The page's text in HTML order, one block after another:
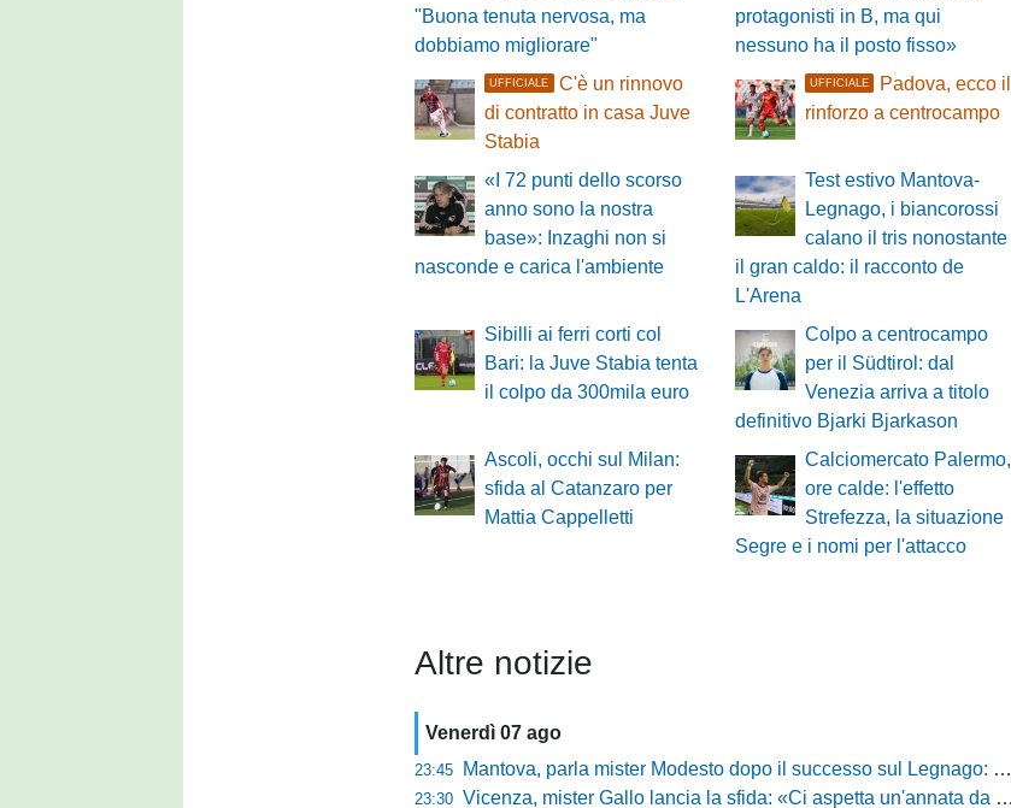
"Buona tenuta nervosa, ma
dobbiamo migliorare"
protagonisti in B, ma qui
nessuno ha il posto fisso»
UFFICIALE
C'è un rinnovo
di contratto in casa Juve
Stabia
UFFICIALE
Padova, ecco il
rinforzo a centrocampo
«I 72 punti dello scorso
anno sono la nostra
base»: Inzaghi non si
nasconde e carica l'ambiente
Test estivo Mantova-
Legnago, i biancorossi
calano il tris nonostante
il gran caldo: il racconto de
L'Arena
Sibilli ai ferri corti col
Bari: la Juve Stabia tenta
il colpo da 300mila euro
Colpo a centrocampo
per il Südtirol: dal
Venezia arriva a titolo
definitivo Bjarki Bjarkason
Ascoli, occhi sul Milan:
sfida al Catanzaro per
Mattia Cappelletti
Calciomercato Palermo,
ore calde: l'effetto
Strefezza, la situazione
Segre e i nomi per l'attacco
Altre notizie
Venerdì 07 ago
23:45 Mantova, parla mister Modesto dopo il successo sul Legnago: "Buona tenuta nervosa, ma dobbiamo migliorare"
23:30 Vicenza, mister Gallo lancia la sfida: «Ci aspetta un'annata da protagonisti in B, ma qui nessuno ha il posto fisso»